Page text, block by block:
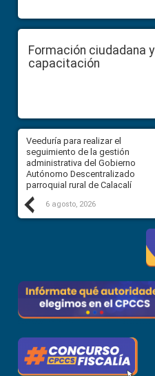
Formación ciudadana y
capacitación
Previous
Veeduría para realizar el
seguimiento de la gestión
administrativa del Gobierno
Autónomo Descentralizado
parroquial rural de Calacalí
6 agosto, 2026